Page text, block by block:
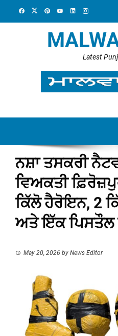
Latest
ਨਸ਼ਾ ਤਸਕਰੀ
ਵਿਅਕਤੀ
ਕਿੱਲੋ ਹੈਰੋਇਨ, 2
ਅਤੇ ਇੱਕ ਪਿਸਤੌਲ
May 20, 2026 by News Editor